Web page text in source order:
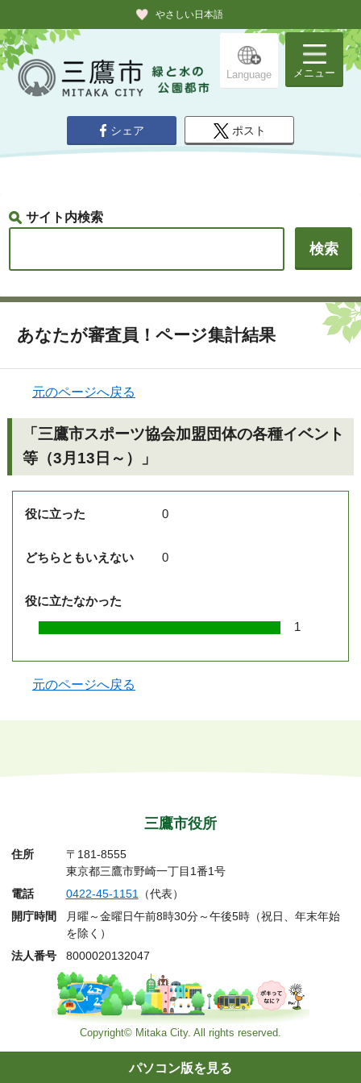
やさしい日本語
Language メニュー
シェア ポスト
サイト内検索
あなたが審査員！ページ集計結果
元のページへ戻る
「三鷹市スポーツ協会加盟団体の各種イベント
等（3月13日～）」
役に立った 0
どちらともいえない 0
役に立たなかった
1
元のページへ戻る
三鷹市役所
住所
〒181-8555
東京都三鷹市野崎一丁目1番1号
電話
0422-45-1151（代表）
開庁時間
月曜～金曜日午前8時30分～午後5時（祝日、年末年始
を除く）
法人番号
8000020132047
Copyright© Mitaka City. All rights reserved.
パソコン版を見る